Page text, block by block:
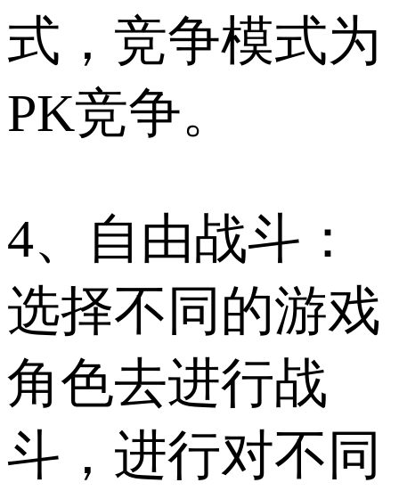
式，竞争模式为
PK竞争。
4、自由战斗：
选择不同的游戏
角色去进行战
斗，进行对不同